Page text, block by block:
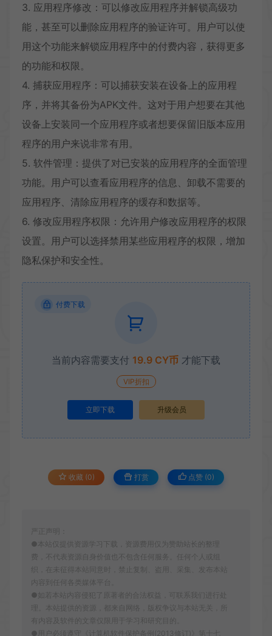
3. 应用程序修改：可以修改应用程序并解锁高级功
能，甚至可以删除应用程序的验证许可。用户可以使
用这个功能来解锁应用程序中的付费内容，获得更多
的功能和权限。
4. 捕获应用程序：可以捕获安装在设备上的应用程
序，并将其备份为APK文件。这对于用户想要在其他
设备上安装同一个应用程序或者想要保留旧版本应用
程序的用户来说非常有用。
5. 软件管理：提供了对已安装的应用程序的全面管理
功能。用户可以查看应用程序的信息、卸载不需要的
应用程序、清除应用程序的缓存和数据等。
6. 修改应用程序权限：允许用户修改应用程序的权限
设置。用户可以选择禁用某些应用程序的权限，增加
隐私保护和安全性。
付费下载
当前内容需要支付 19.9 CY币 才能下载
VIP折扣
立即下载 升级会员
收藏 (0) 打赏 点赞 (0)
严正声明：
●本站仅提供资源学习下载，资源费用仅为赞助站长的整理
费，不代表资源自身价值也不包含任何服务。任何个人或组
织，在未征得本站同意时，禁止复制、盗用、采集、发布本站
内容到任何各类媒体平台。
●如若本站内容侵犯了原著者的合法权益，可联系我们进行处
理。本站提供的资源，都来自网络，版权争议与本站无关，所
有内容及软件的文章仅限用于学习和研究目的。
●用户必须遵守《计算机软件保护条例(2013修订)》第十七